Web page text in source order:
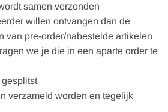
samen verzonden
willen ontvangen dan de
van pre-order/nabestelde artikelen
we je die in een aparte order te
verzameld worden en tegelijk